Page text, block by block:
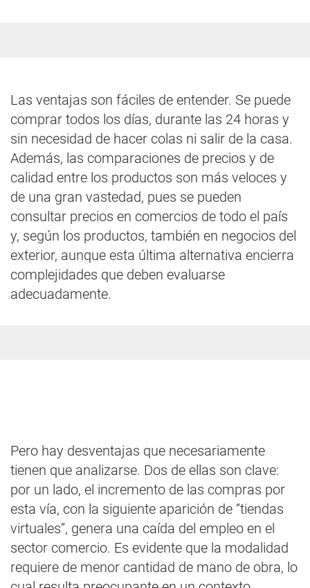
Las ventajas son fáciles de entender. Se puede
comprar todos los días, durante las 24 horas y
sin necesidad de hacer colas ni salir de la casa.
Además, las comparaciones de precios y de
calidad entre los productos son más veloces y
de una gran vastedad, pues se pueden
consultar precios en comercios de todo el país
y, según los productos, también en negocios del
exterior, aunque esta última alternativa encierra
complejidades que deben evaluarse
adecuadamente.
Pero hay desventajas que necesariamente
tienen que analizarse. Dos de ellas son clave:
por un lado, el incremento de las compras por
esta vía, con la siguiente aparición de “tiendas
virtuales”, genera una caída del empleo en el
sector comercio. Es evidente que la modalidad
requiere de menor cantidad de mano de obra, lo